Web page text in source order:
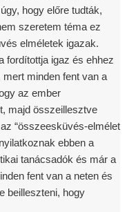
hogy előre tudták,
szeretem téma ez
elméletek igazak.
fordítottja igaz és ehhez
minden fent van a
az ember
majd összeillesztve
“összeesküvés-elmélet
ebben a
tanácsadók és már a
fent van a neten és
beilleszteni, hogy